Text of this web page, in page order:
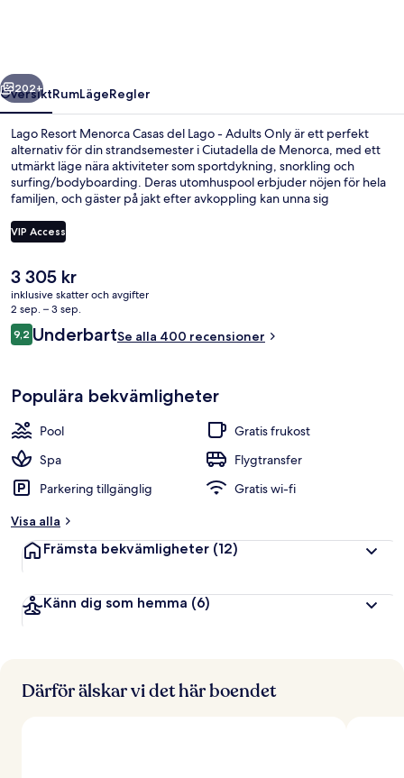
-
Adults
Only
Nästa
202+
ÖversiktRumLägeRegler
Lago Resort Menorca Casas del Lago - Adults Only är ett perfekt
alternativ för din strandsemester i Ciutadella de Menorca, med ett
utmärkt läge nära aktiviteter som sportdykning, snorkling och
surfing/bodyboarding. Deras utomhuspool erbjuder nöjen för hela
familjen, och gäster på jakt efter avkoppling kan unna sig
Thai Garden är en av 3 restauranger och serverar lunch och middag.
Detta hotell i lyxstil erbjuder även gäster tillgång till 2 barer/lounger,
mycket väl om den hjälpsamma personalen.
VIP Access
Det
nuvarande
priset
är
3 305 kr
3 305 kr
inklusive skatter och avgifter
2 sep. – 3 sep.
Recensioner
9,29,2 av 10,
UnderbartSe alla 400 recensioner
Populära bekvämligheter
Pool
Gratis frukost
Spa
Flygtransfer
Parkering tillgänglig
Gratis wi-fi
Visa alla
Främsta bekvämligheter (12)
Känn dig som hemma (6)
Därför älskar vi det här boendet